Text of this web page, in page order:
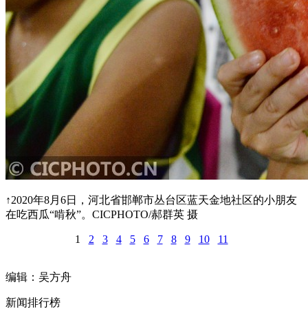
↑2020年8月6日，河北省邯郸市丛台区蓝天金地社区的小朋友
在吃西瓜“啃秋”。CICPHOTO/郝群英 摄
1 2 3 4 5 6 7 8 9 10 11
编辑：吴方舟
新闻排行榜